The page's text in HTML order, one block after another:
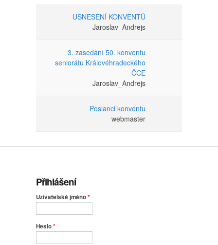
USNESENÍ KONVENTŮ
Jaroslav_Andrejs
3. zasedání 50. konventu
seniorátu Královéhradeckého
ČCE
Jaroslav_Andrejs
Poslanci konventu
webmaster
Přihlášení
Uživatelské jméno*
Heslo*